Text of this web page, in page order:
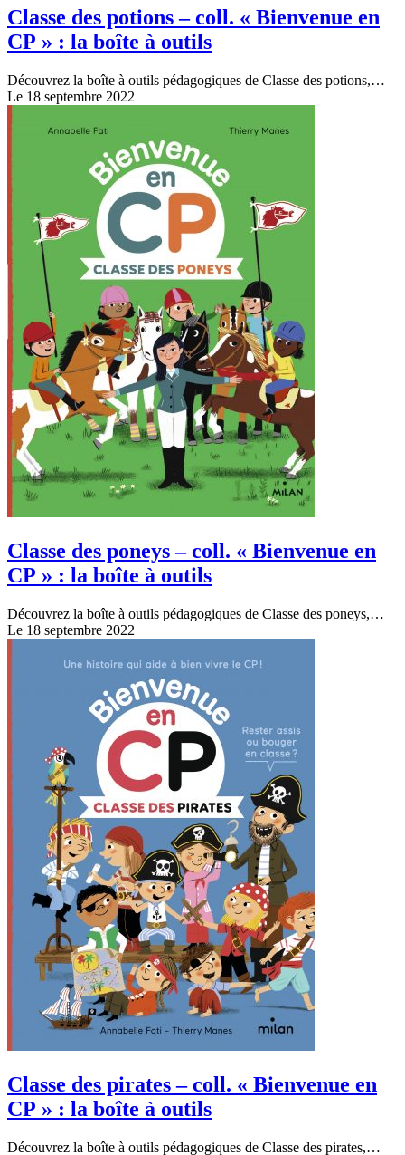
Classe des potions – coll. « Bienvenue en
CP » : la boîte à outils
Découvrez la boîte à outils pédagogiques de Classe des potions,…
Le 18 septembre 2022
Classe des poneys – coll. « Bienvenue en
CP » : la boîte à outils
Découvrez la boîte à outils pédagogiques de Classe des poneys,…
Le 18 septembre 2022
Classe des pirates – coll. « Bienvenue en
CP » : la boîte à outils
Découvrez la boîte à outils pédagogiques de Classe des pirates,…